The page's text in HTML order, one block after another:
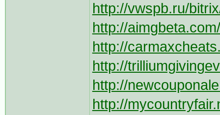
http://vwspb.ru/
http://
http://
http://
http://
http://